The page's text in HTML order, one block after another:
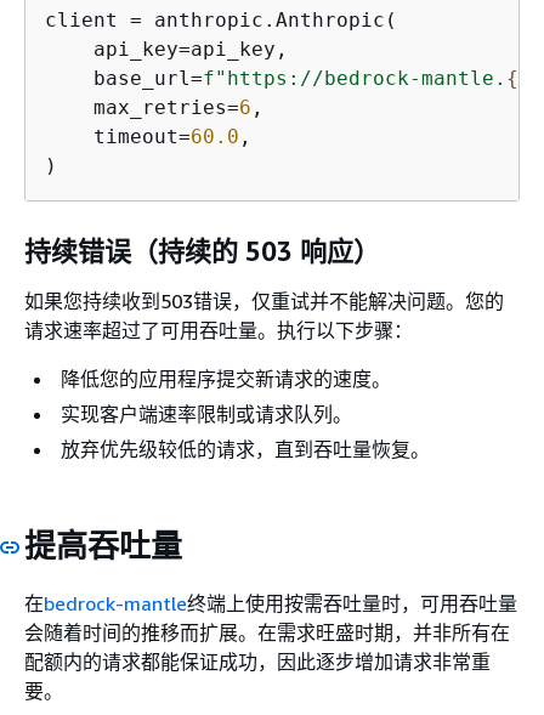
client = anthropic.Anthropic(
    api_key=api_key,
    base_url=
f"https://bedrock-mantle. {
    max_retries=
6 ,
    timeout=
60.0 ,
)
持续错误（持续的 503 响应）
如果您持续收到503错误，仅重试并不能解决问题。您的
请求速率超过了可用吞吐量。执行以下步骤：
降低您的应用程序提交新请求的速度。
实现客户端速率限制或请求队列。
放弃优先级较低的请求，直到吞吐量恢复。
提高吞吐量
在bedrock-mantle终端上使用按需吞吐量时，可用吞吐量
会随着时间的推移而扩展。在需求旺盛时期，并非所有在
配额内的请求都能保证成功，因此逐步增加请求非常重
要。